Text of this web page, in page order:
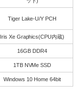
Tiger Lake-U/Y PCH
Iris Xe Graphics(CPU内蔵)
16GB DDR4
1TB NVMe SSD
Windows 10 Home 64bit